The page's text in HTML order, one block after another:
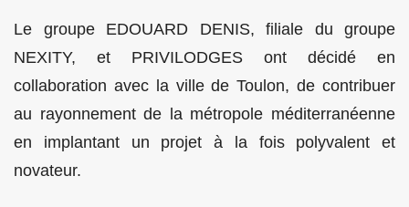
Le groupe EDOUARD DENIS, filiale du groupe
NEXITY, et PRIVILODGES ont décidé en
collaboration avec la ville de Toulon, de contribuer
au rayonnement de la métropole méditerranéenne
en implantant un projet à la fois polyvalent et
novateur.